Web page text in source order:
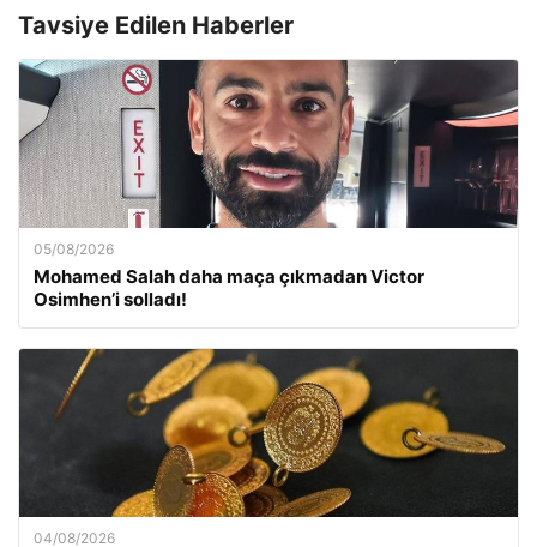
Tavsiye Edilen Haberler
05/08/2026
Mohamed Salah daha maça çıkmadan Victor
Osimhen’i solladı!
04/08/2026